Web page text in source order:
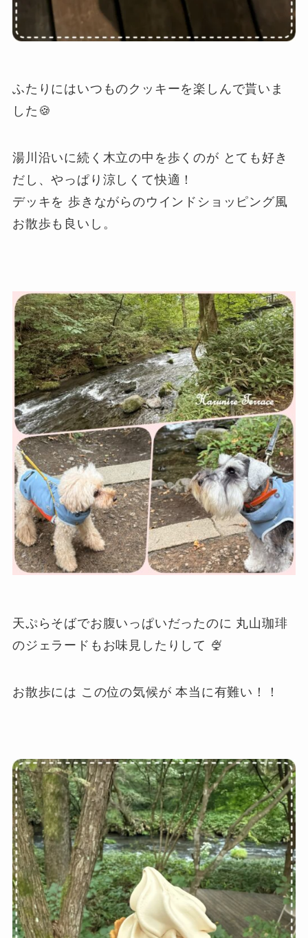
ふたりにはいつものクッキーを楽しんで貰いま
した🍪
湯川沿いに続く木立の中を歩くのが とても好き
だし、やっぱり涼しくて快適！
デッキを 歩きながらのウインドショッピング風
お散歩も良いし。
天ぷらそばでお腹いっぱいだったのに 丸山珈琲
のジェラードもお味見したりして 🍨
お散歩には この位の気候が 本当に有難い！！